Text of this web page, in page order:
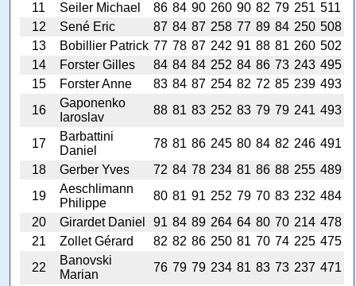
11
Seiler Michael 86 84 90 260 90 82 79 251 511
12
Sené Eric 87 84 87 258 77 89 84 250 508
13
Bobillier Patrick 77 78 87 242 91 88 81 260 502
14
Forster Gilles 84 84 84 252 84 86 73 243 495
15
Forster Anne 83 84 87 254 82 72 85 239 493
16
Gaponenko
Iaroslav
88 81 83 252 83 79 79 241 493
17
Barbattini
Daniel
78 81 86 245 80 84 82 246 491
18
Gerber Yves 72 84 78 234 81 86 88 255 489
19
Aeschlimann
Philippe
80 81 91 252 79 70 83 232 484
20
Girardet Daniel 91 84 89 264 64 80 70 214 478
21
Zollet Gérard 82 82 86 250 81 70 74 225 475
22
Banovski
Marian
76 79 79 234 81 83 73 237 471